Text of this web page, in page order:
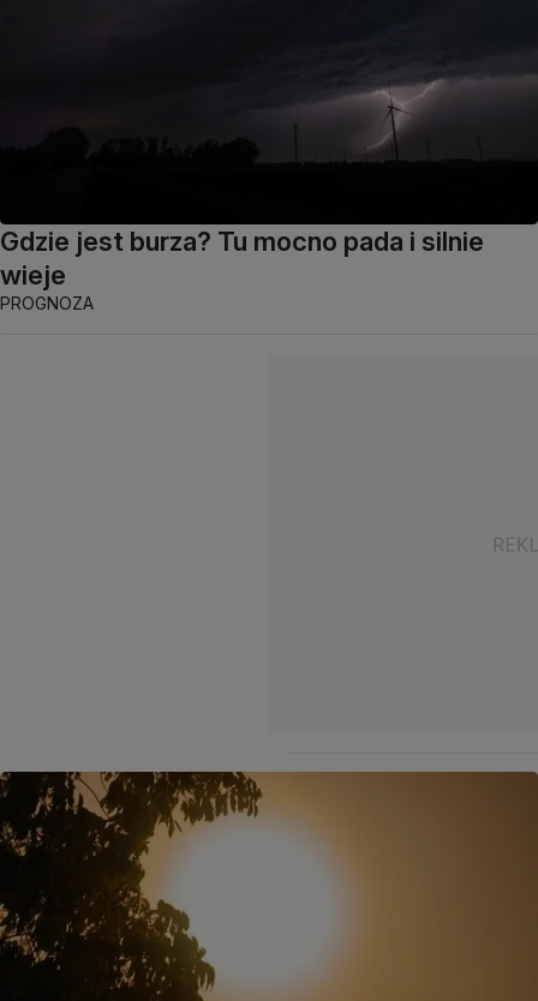
Gdzie jest burza? Tu mocno pada i silnie
wieje
PROGNOZA